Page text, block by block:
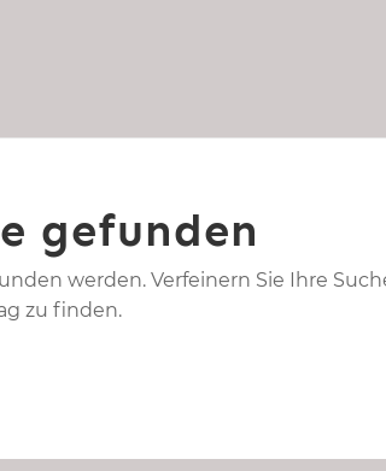
gefunden
werden. Verfeinern Sie Ihre
zu finden.